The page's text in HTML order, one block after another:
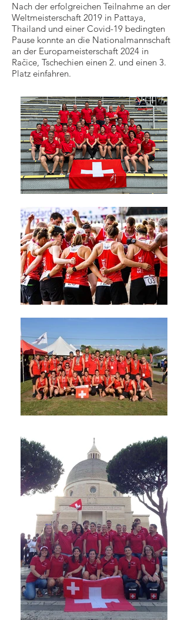
Nach der erfolgreichen Teilnahme an der
Weltmeisterschaft 2019 in Pattaya,
Thailand und einer Covid-19 bedingten
Pause konnte an die Nationalmannschaft
an der Europameisterschaft 2024 in
Račice, Tschechien einen 2. und einen 3.
Platz einfahren.